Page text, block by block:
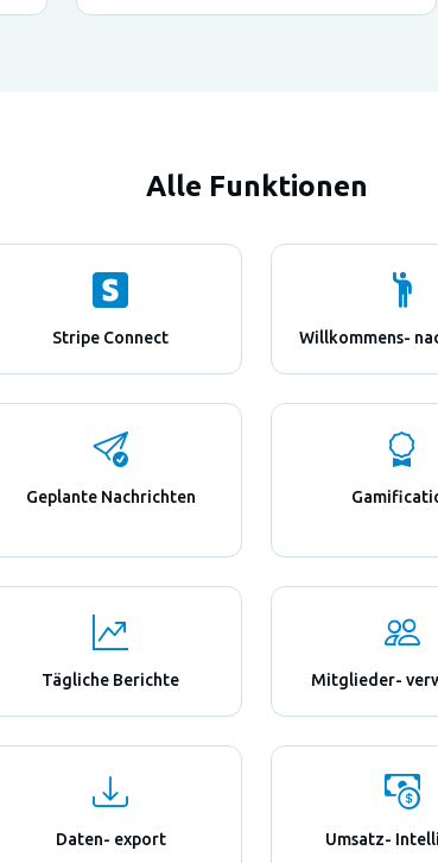
Zahlungstrends und treffen Sie
Alle Funktionen
Stripe Connect Willkommens-
Geplante Nachrichten
Tägliche Berichte Mitglieder-
Daten- export Umsatz-